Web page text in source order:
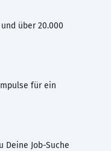
über 20.000
für ein
Deine Job-Suche